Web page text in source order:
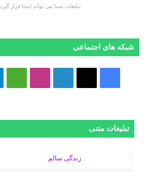
تبلیغات شما می تواند اینجا قرار گیرد
شبکه های اجتماعی
س
ب
ک
س
ن
ک
د
ن
س
d
i
تبلیغات متنی
زندگی سالم